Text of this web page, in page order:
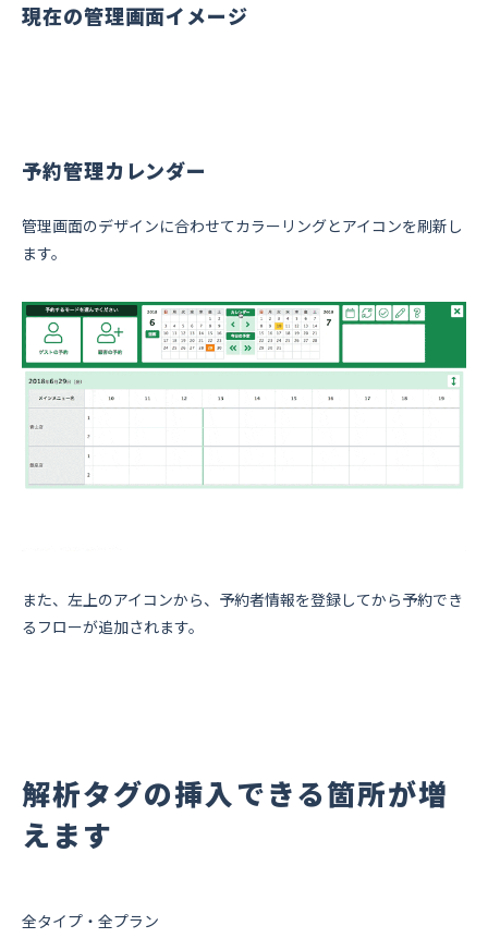
現在の管理画面イメージ
予約管理カレンダー
管理画面のデザインに合わせてカラーリングとアイコンを刷新し
ます。
また、左上のアイコンから、予約者情報を登録してから予約でき
るフローが追加されます。
解析タグの挿入できる箇所が増
えます
全タイプ・全プラン